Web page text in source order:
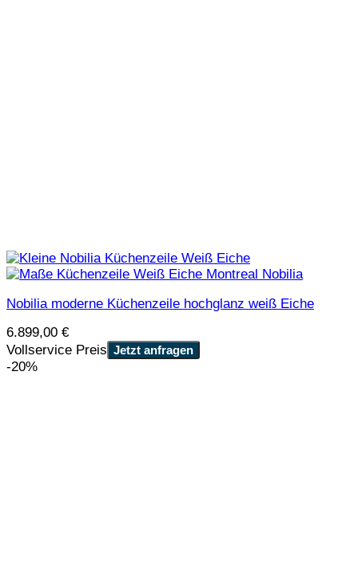
Nobilia moderne Küchenzeile hochglanz weiß Eiche
6.899,00 €
Vollservice Preis Jetzt anfragen
-20%